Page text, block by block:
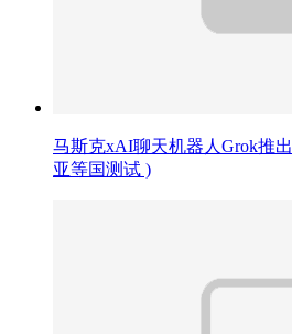
马斯克xAI聊天机器人Grok推
亚等国测试 )